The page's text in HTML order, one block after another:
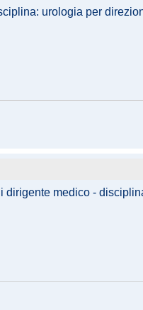
urologia per
medico -